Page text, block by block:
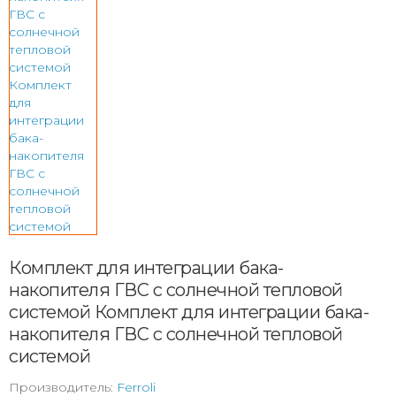
Комплект для интеграции бака-
накопителя ГВС с солнечной тепловой
системой Комплект для интеграции бака-
накопителя ГВС с солнечной тепловой
системой
Производитель: Ferroli